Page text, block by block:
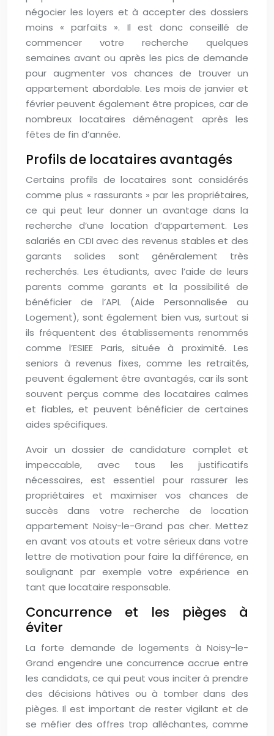
négocier les loyers et à accepter des dossiers
moins « parfaits ». Il est donc conseillé de
commencer votre recherche quelques
semaines avant ou après les pics de demande
pour augmenter vos chances de trouver un
appartement abordable. Les mois de janvier et
février peuvent également être propices, car de
nombreux locataires déménagent après les
fêtes de fin d’année.
Profils de locataires avantagés
Certains profils de locataires sont considérés
comme plus « rassurants » par les propriétaires,
ce qui peut leur donner un avantage dans la
recherche d’une location d’appartement. Les
salariés en CDI avec des revenus stables et des
garants solides sont généralement très
recherchés. Les étudiants, avec l’aide de leurs
parents comme garants et la possibilité de
bénéficier de l’APL (Aide Personnalisée au
Logement), sont également bien vus, surtout si
ils fréquentent des établissements renommés
comme l’ESIEE Paris, située à proximité. Les
seniors à revenus fixes, comme les retraités,
peuvent également être avantagés, car ils sont
souvent perçus comme des locataires calmes
et fiables, et peuvent bénéficier de certaines
aides spécifiques.
Avoir un dossier de candidature complet et
impeccable, avec tous les justificatifs
nécessaires, est essentiel pour rassurer les
propriétaires et maximiser vos chances de
succès dans votre recherche de location
appartement Noisy-le-Grand pas cher. Mettez
en avant vos atouts et votre sérieux dans votre
lettre de motivation pour faire la différence, en
soulignant par exemple votre expérience en
tant que locataire responsable.
Concurrence et les pièges à
éviter
La forte demande de logements à Noisy-le-
Grand engendre une concurrence accrue entre
les candidats, ce qui peut vous inciter à prendre
des décisions hâtives ou à tomber dans des
pièges. Il est important de rester vigilant et de
se méfier des offres trop alléchantes, comme